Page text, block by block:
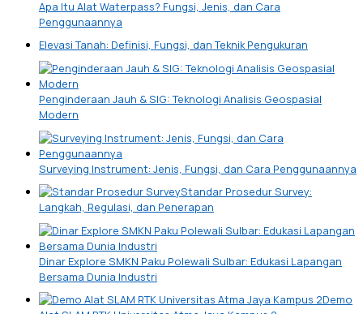
Apa Itu Alat Waterpass? Fungsi, Jenis, dan Cara
Penggunaannya
Elevasi Tanah: Definisi, Fungsi, dan Teknik Pengukuran
Penginderaan Jauh & SIG: Teknologi Analisis Geospasial
Modern
Surveying Instrument: Jenis, Fungsi, dan Cara Penggunaannya
Standar Prosedur Survey:
Langkah, Regulasi, dan Penerapan
Dinar Explore SMKN Paku Polewali Sulbar: Edukasi Lapangan
Bersama Dunia Industri
Demo